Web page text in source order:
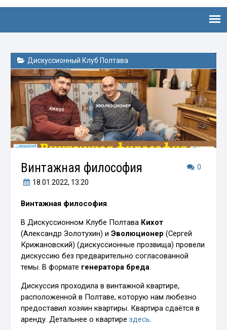
Дискуссионный Клуб Полтава
0
Винтажная философия
18.01.2022, 13:20
Винтажная философия.
В Дискуссионном Клубе Полтава Кихот
(Александр Золотухин) иЭволюционер (Сергей
Крижановский) (дискуссионные прозвища) провели
дискуссию без предварительно согласованной
темы. В формате генератора бреда.
Дискуссия проходила в винтажной квартире,
расположенной в Полтаве, которую нам любезно
предоставил хозяин квартиры. Квартира сдаётся в
аренду. Детальнее о квартирездесь.